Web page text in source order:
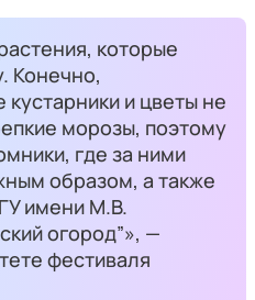
которые
Конечно,
и цветы не
морозы, поэтому
где за ними
образом, а также
имени М.В.
огород”», —
фестиваля